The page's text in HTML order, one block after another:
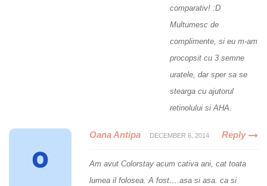
comparativ! :D
Multumesc de
complimente, si eu m-am
procopsit cu 3 semne
uratele, dar sper sa se
stearga cu ajutorul
retinolului si AHA.
Oana Antipa DECEMBER 6, 2014 Reply
Am avut Colorstay acum cativa ani, cat toata
lumea il folosea. A fost….asa si asa. ca si